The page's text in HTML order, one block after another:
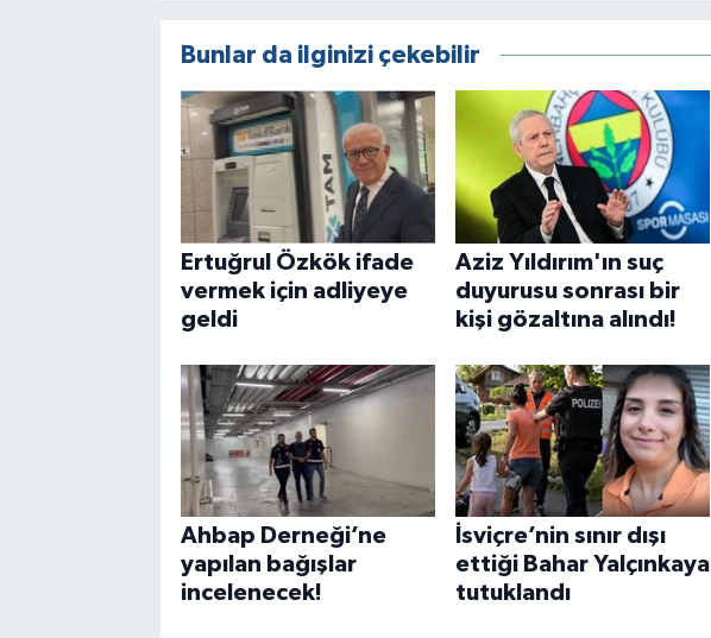
Bunlar da ilginizi çekebilir
Ertuğrul Özkök ifade
vermek için adliyeye
geldi
Aziz Yıldırım'ın suç
duyurusu sonrası bir
kişi gözaltına alındı!
Ahbap Derneği’ne
yapılan bağışlar
incelenecek!
İsviçre’nin sınır dışı
ettiği Bahar Yalçınkaya
tutuklandı